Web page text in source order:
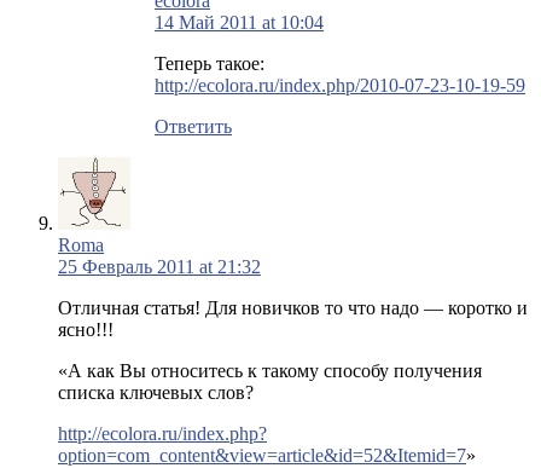
14 Май 2011 at 10:04
Теперь такое:
http://ecolora.ru/index.php/2010-07-23-10-19-59
Ответить
Roma
25 Февраль 2011 at 21:32
Отличная статья! Для новичков то что надо — коротко и
ясно!!!
«А как Вы относитесь к такому способу получения
списка ключевых слов?
http://ecolora.ru/index.php?
option=com_content&view=article&id=52&Itemid=7»